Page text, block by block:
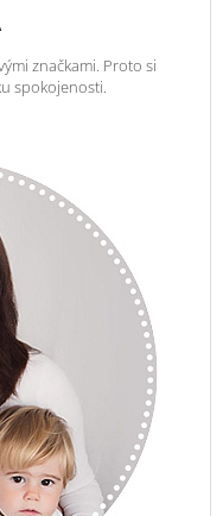
značkami. Proto si
spokojenosti.